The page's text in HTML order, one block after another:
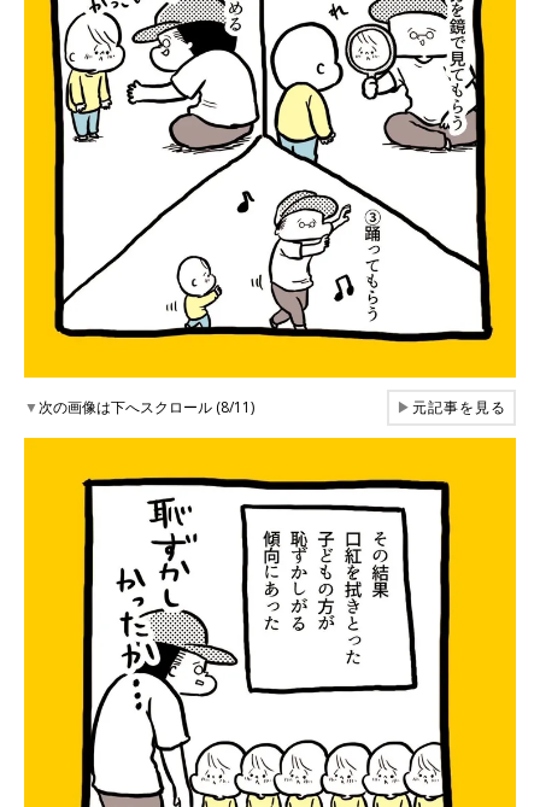
▼次の画像は下へスクロール (8/11) ▶元記事を見る